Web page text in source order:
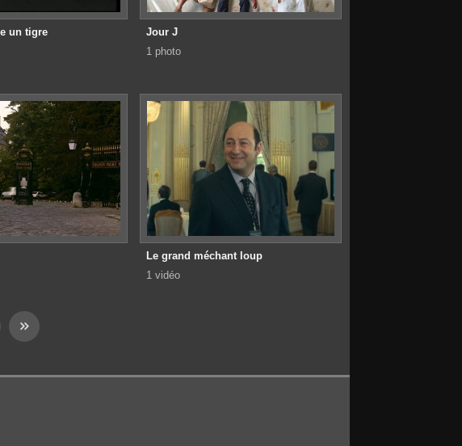
un tigre
Jour J
1 photo
Le grand méchant loup
1 vidéo